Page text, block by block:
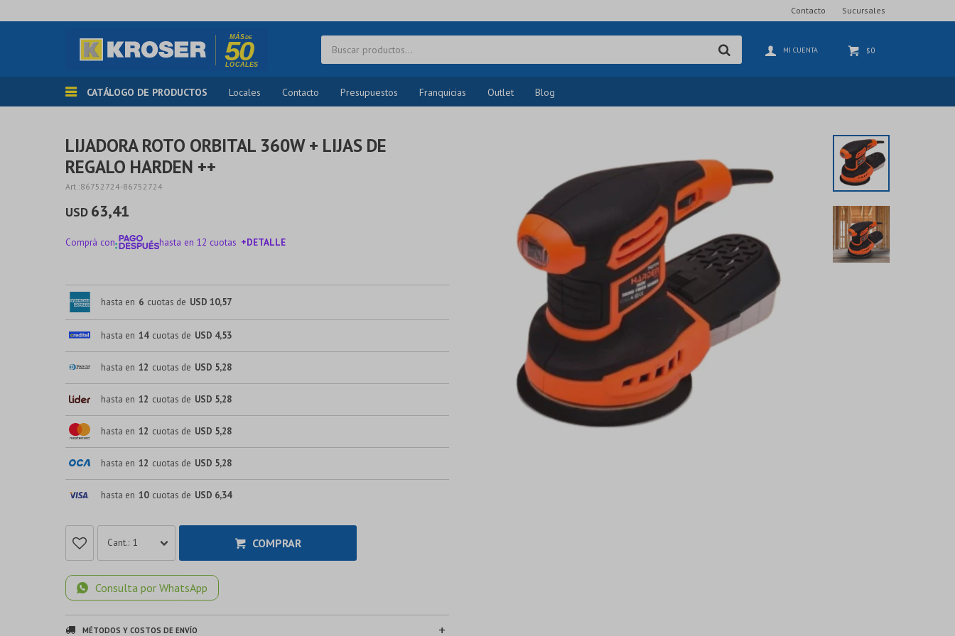
CATÁLOGO DE PRODUCTOS Locales Contacto Presupuestos Franquicias Outlet Blog
$0
Contacto Sucursales
LIJADORA ROTO ORBITAL 360W + LIJAS DE
REGALO HARDEN ++
86752724-86752724
USD 63,41
Comprá con hasta en 12 cuotas +DETALLE
hasta en 6 cuotas de USD 10,57
hasta en 14 cuotas de USD 4,53
hasta en 12 cuotas de USD 5,28
hasta en 12 cuotas de USD 5,28
hasta en 12 cuotas de USD 5,28
hasta en 12 cuotas de USD 5,28
hasta en 10 cuotas de USD 6,34
1 COMPRAR
Consulta por WhatsApp
MÉTODOS Y COSTOS DE ENVÍO